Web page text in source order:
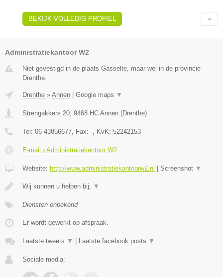
BEKIJK VOLLEDIG PROFIEL
Administratiekantoor W2
Niet gevestigd in de plaats Gasselte, maar wel in de provincie
Drenthe.
Drenthe » Annen Google maps ▼
Strengakkers 20, 9468 HC Annen (Drenthe)
Tel: 06 43856677, Fax: -, KvK: 52242153
E-mail › Administratiekantoor W2
Website: http://www.administratiekantoorw2.nl Screenshot ▼
Wij kunnen u helpen bij; ▼
Diensten onbekend
Er wordt gewerkt op afspraak.
Laatste tweets ▼ Laatste facebook posts ▼
Sociale media: